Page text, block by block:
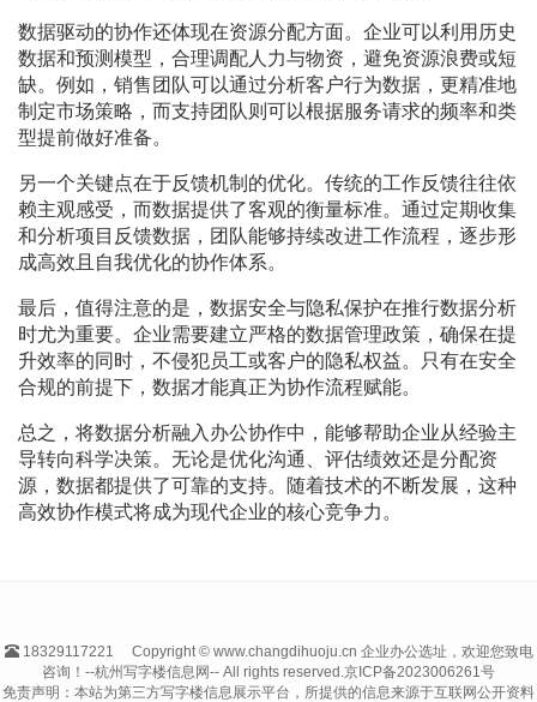
数据驱动的协作还体现在资源分配方面。企业可以利用历史
数据和预测模型，合理调配人力与物资，避免资源浪费或短
缺。例如，销售团队可以通过分析客户行为数据，更精准地
制定市场策略，而支持团队则可以根据服务请求的频率和类
型提前做好准备。
另一个关键点在于反馈机制的优化。传统的工作反馈往往依
赖主观感受，而数据提供了客观的衡量标准。通过定期收集
和分析项目反馈数据，团队能够持续改进工作流程，逐步形
成高效且自我优化的协作体系。
最后，值得注意的是，数据安全与隐私保护在推行数据分析
时尤为重要。企业需要建立严格的数据管理政策，确保在提
升效率的同时，不侵犯员工或客户的隐私权益。只有在安全
合规的前提下，数据才能真正为协作流程赋能。
总之，将数据分析融入办公协作中，能够帮助企业从经验主
导转向科学决策。无论是优化沟通、评估绩效还是分配资
源，数据都提供了可靠的支持。随着技术的不断发展，这种
高效协作模式将成为现代企业的核心竞争力。
18329117221
Copyright © www.changdihuoju.cn 企业办公选址，欢迎您致电
咨询！--杭州写字楼信息网-- All rights reserved.京ICP备2023006261号
免责声明：本站为第三方写字楼信息展示平台，所提供的信息来源于互联网公开资料